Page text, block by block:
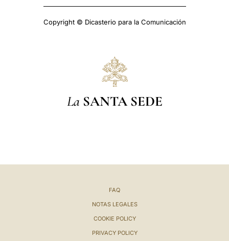
Copyright © Dicasterio para la Comunicación
La SANTA SEDE
FAQ
NOTAS LEGALES
COOKIE POLICY
PRIVACY POLICY